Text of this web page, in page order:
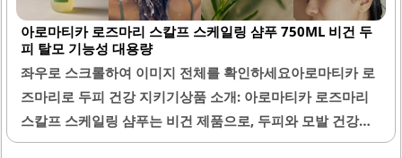
다. 제품의 성분은 비건으로, 환경과 몸을 생각하는 소비자에
게 적합합니다. 아로마티카의 다른 제품들과 함께 사용할 경
우 더욱 효과적인 결과를 기대할 수 있습니다.사용 후에는 머
릿결이 부드럽고 윤기 있게 변하며, 지속적인 사용으로 모발
건강을 유지하는 데 기여합니다. 배송이 빠르고 포장도 꼼꼼
하여 만족스러운 구매 경험을 제공합니다. 이..
아로마티카 로즈마리 스칼프 스케일링 샴푸 750ML 비건 두
피 탈모 기능성 대용량
좌우로 스크롤하여 이미지 전체를 확인하세요아로마티카 로
즈마리로 두피 건강 지키기상품 소개: 아로마티카 로즈마리
스칼프 스케일링 샴푸는 비건 제품으로, 두피와 모발 건강에
도움을 주는 기능성 샴푸입니다. 이 제품은 대용량 750밀리